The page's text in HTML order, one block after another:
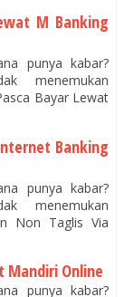
M Banking
punya kabar?
menemukan
Bayar Lewat
Banking
punya kabar?
menemukan
Non Taglis Via
Mandiri Online
punya kabar?